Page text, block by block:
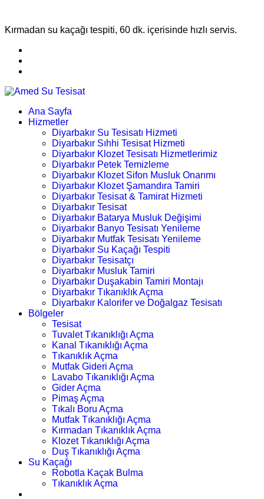
Kırmadan su kaçağı tespiti, 60 dk. içerisinde hızlı servis.
Ana Sayfa
Hizmetler
Diyarbakır Su Tesisatı Hizmeti
Diyarbakır Sıhhi Tesisat Hizmeti
Diyarbakır Klozet Tesisatı Hizmetlerimiz
Diyarbakır Petek Temizleme
Diyarbakır Klozet Sifon Musluk Onarımı
Diyarbakır Klozet Şamandıra Tamiri
Diyarbakır Tesisat & Tamirat Hizmeti
Diyarbakır Tesisat
Diyarbakır Batarya Musluk Değişimi
Diyarbakır Banyo Tesisatı Yenileme
Diyarbakır Mutfak Tesisatı Yenileme
Diyarbakır Su Kaçağı Tespiti
Diyarbakır Tesisatçı
Diyarbakır Musluk Tamiri
Diyarbakır Duşakabin Tamiri Montajı
Diyarbakır Tıkanıklık Açma
Diyarbakır Kalorifer ve Doğalgaz Tesisatı
Bölgeler
Tesisat
Tuvalet Tıkanıklığı Açma
Kanal Tıkanıklığı Açma
Tıkanıklık Açma
Mutfak Gideri Açma
Lavabo Tıkanıklığı Açma
Gider Açma
Pimaş Açma
Tıkalı Boru Açma
Mutfak Tıkanıklığı Açma
Kırmadan Tıkanıklık Açma
Klozet Tıkanıklığı Açma
Duş Tıkanıklığı Açma
Su Kaçağı
Robotla Kaçak Bulma
Tıkanıklık Açma